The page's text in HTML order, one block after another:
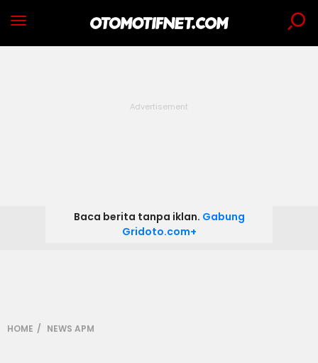
Baca berita tanpa iklan. Gabung
Gridoto.com+
HOME NEWS APM